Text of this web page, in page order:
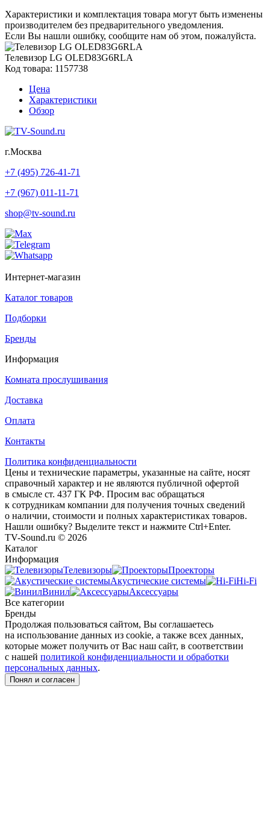
Характеристики и комплектация товара могут быть изменены
производителем без предварительного уведомления.
Если Вы нашли ошибку, сообщите нам об этом, пожалуйста.
Телевизор LG OLED83G6RLA
Код товара: 1157738
Цена
Характеристики
Обзор
г.Москва
+7 (495) 726-41-71
+7 (967) 011-11-71
shop@tv-sound.ru
Интернет-магазин
Каталог товаров
Подборки
Бренды
Информация
Комната прослушивания
Доставка
Оплата
Контакты
Политика конфиденциальности
Цены и технические параметры, указанные на сайте, носят
справочный характер и не являются публичной офертой
в смысле ст. 437 ГК РФ. Просим вас обращаться
к сотрудникам компании для получения точных сведений
о наличии, стоимости и полных характеристиках товаров.
Нашли ошибку? Выделите текст и нажмите Ctrl+Enter.
TV-Sound.ru © 2026
Каталог
Информация
Телевизоры
Проекторы
Акустические системы
Hi-Fi
Винил
Аксессуары
Все категории
Бренды
Продолжая пользоваться сайтом, Вы соглашаетесь
на использование данных из cookie, а также всех данных,
которые может получить от Вас наш сайт, в соответствии
с нашей политикой конфиденциальности и обработки
персональных данных.
Понял и согласен